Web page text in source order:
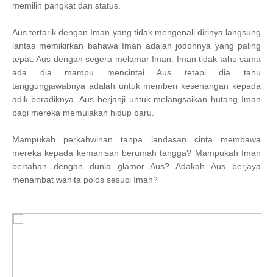
memilih pangkat dan status.
Aus tertarik dengan Iman yang tidak mengenali dirinya langsung
lantas memikirkan bahawa Iman adalah jodohnya yang paling
tepat. Aus dengan segera melamar Iman. Iman tidak tahu sama
ada dia mampu mencintai Aus tetapi dia tahu
tanggungjawabnya adalah untuk memberi kesenangan kepada
adik-beradiknya. Aus berjanji untuk melangsaikan hutang Iman
bagi mereka memulakan hidup baru.
Mampukah perkahwinan tanpa landasan cinta membawa
mereka kepada kemanisan berumah tangga? Mampukah Iman
bertahan dengan dunia glamor Aus? Adakah Aus berjaya
menambat wanita polos sesuci Iman?